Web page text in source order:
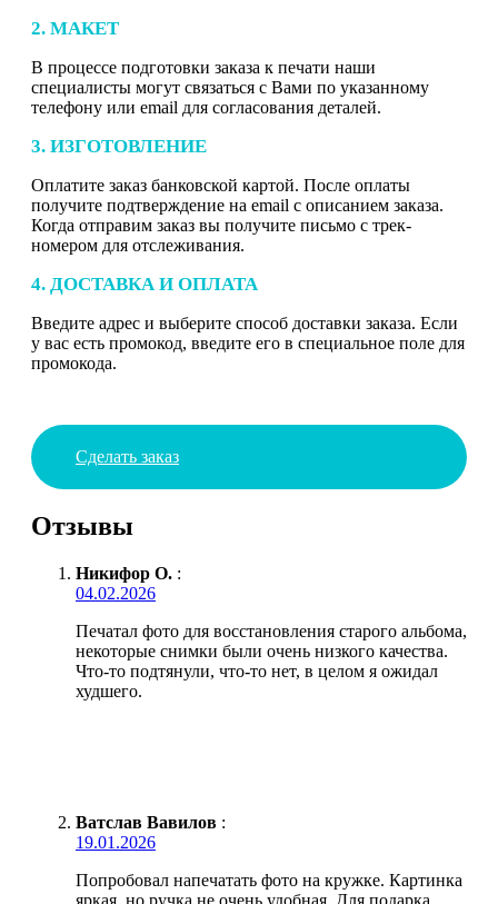
2. МАКЕТ
В процессе подготовки заказа к печати наши
специалисты могут связаться с Вами по указанному
телефону или email для согласования деталей.
3. ИЗГОТОВЛЕНИЕ
Оплатите заказ банковской картой. После оплаты
получите подтверждение на email с описанием заказа.
Когда отправим заказ вы получите письмо с трек-
номером для отслеживания.
4. ДОСТАВКА И ОПЛАТА
Введите адрес и выберите способ доставки заказа. Если
у вас есть промокод, введите его в специальное поле для
промокода.
Сделать заказ
Отзывы
Никифор О. :
04.02.2026
Печатал фото для восстановления старого альбома,
некоторые снимки были очень низкого качества.
Что-то подтянули, что-то нет, в целом я ожидал
худшего.
Ватслав Вавилов :
19.01.2026
Попробовал напечатать фото на кружке. Картинка
яркая, но ручка не очень удобная. Для подарка